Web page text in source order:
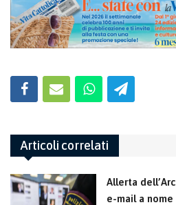
Articoli correlati
Allerta
e-mail a nome